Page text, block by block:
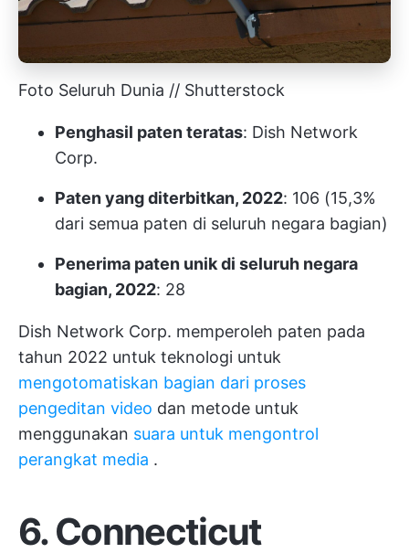
Foto Seluruh Dunia // Shutterstock
Penghasil paten teratas: Dish Network
Corp.
Paten yang diterbitkan, 2022: 106 (15,3%
dari semua paten di seluruh negara bagian)
Penerima paten unik di seluruh negara
bagian, 2022: 28
Dish Network Corp. memperoleh paten pada
tahun 2022 untuk teknologi untuk
mengotomatiskan bagian dari proses
pengeditan video dan metode untuk
menggunakan suara untuk mengontrol
perangkat media .
6. Connecticut